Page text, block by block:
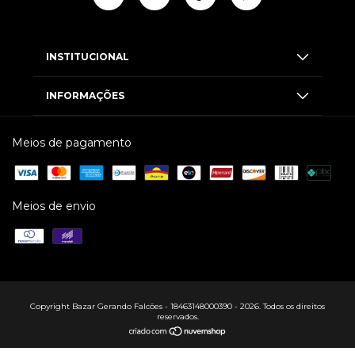
INSTITUCIONAL
INFORMAÇÕES
Meios de pagamento
Meios de envio
Copyright Bazar Gerando Falcões - 18463148000390 - 2026. Todos os direitos
reservados.